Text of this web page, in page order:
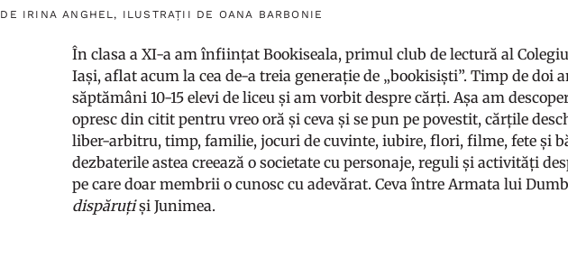
DE IRINA ANGHEL, ILUSTRAȚII DE OANA BARBONIE
În clasa a XI-a am înființat Bookiseala, primul club de lectură al
Iași, aflat acum la cea de-a treia generație de „bookisiști”. Timp de doi
săptămâni 10-15 elevi de liceu și am vorbit despre cărți. Așa am
opresc din citit pentru vreo oră și ceva și se pun pe povestit, cărțile
liber-arbitru, timp, familie, jocuri de cuvinte, iubire, flori, filme, fete și
dezbaterile astea creează o societate cu personaje, reguli și activități
pe care doar membrii o cunosc cu adevărat. Ceva între Armata lui
dispăruțiși Junimea.